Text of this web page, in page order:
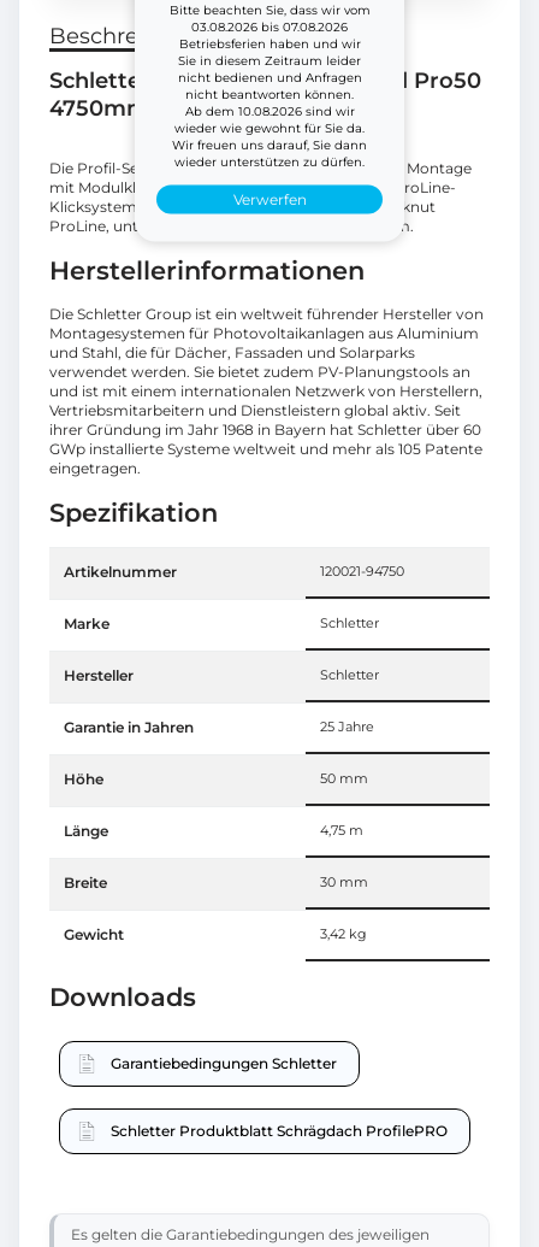
Bitte beachten Sie, dass wir vom
03.08.2026 bis 07.08.2026
Betriebsferien haben und wir
Sie in diesem Zeitraum leider
nicht bedienen und Anfragen
nicht beantworten können.
Ab dem 10.08.2026 sind wir
wieder wie gewohnt für Sie da.
Wir freuen uns darauf, Sie dann
wieder unterstützen zu dürfen.
Verwerfen
Beschreibung
Schletter 120021-94750 Tagprofil Pro50
4750mm schwarz eloxiert
Die Profil-Serie ProLine mit passendem Zubehör. Montage
mit Modulklemmen der Serie ProLine und dem ProLine-
Klicksystem. Mechanische Anbindung: Oben Klicknut
ProLine, unten Schraubkanal M10, 30mm x 50mm.
Herstellerinformationen
Die Schletter Group ist ein weltweit führender Hersteller von
Montagesystemen für Photovoltaikanlagen aus Aluminium
und Stahl, die für Dächer, Fassaden und Solarparks
verwendet werden. Sie bietet zudem PV-Planungstools an
und ist mit einem internationalen Netzwerk von Herstellern,
Vertriebsmitarbeitern und Dienstleistern global aktiv. Seit
ihrer Gründung im Jahr 1968 in Bayern hat Schletter über 60
GWp installierte Systeme weltweit und mehr als 105 Patente
eingetragen.
Spezifikation
Artikelnummer 120021-94750
Marke Schletter
Hersteller Schletter
Garantie in Jahren 25 Jahre
Höhe 50 mm
Länge 4,75 m
Breite 30 mm
Gewicht 3,42 kg
Downloads
Garantiebedingungen Schletter
Schletter Produktblatt Schrägdach ProfilePRO
Es gelten die Garantiebedingungen des jeweiligen